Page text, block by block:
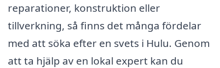
reparationer, konstruktion eller
tillverkning, så finns det många fördelar
med att söka efter en svets i Hulu. Genom
att ta hjälp av en lokal expert kan du